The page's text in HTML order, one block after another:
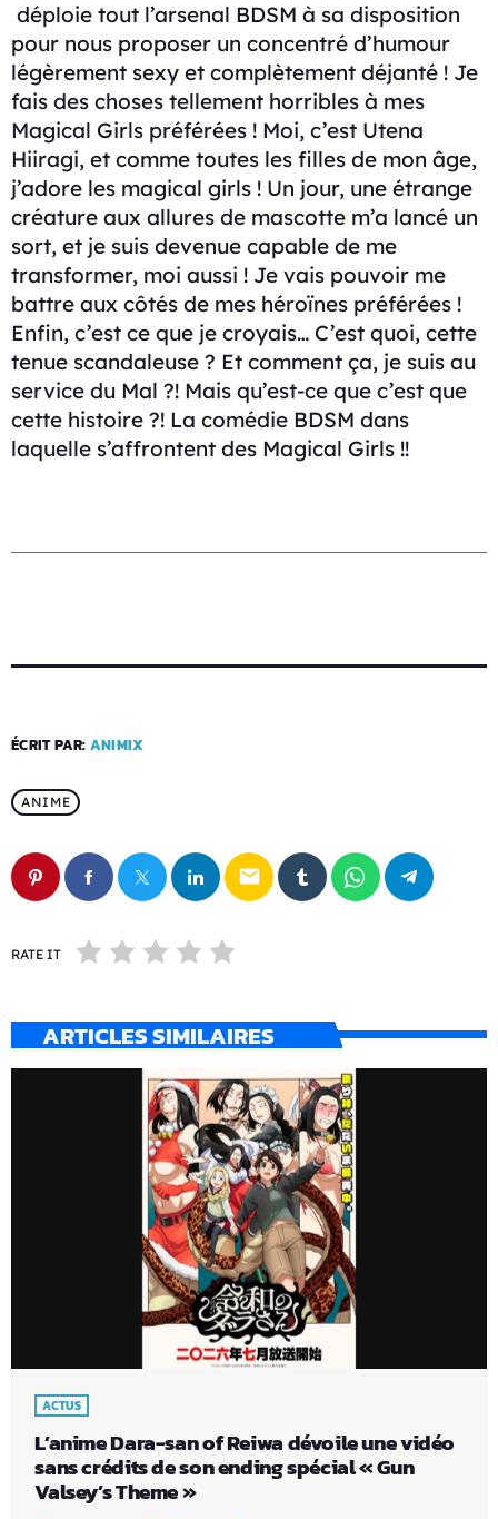
déploie tout l’arsenal BDSM à sa disposition
pour nous proposer un concentré d’humour
légèrement sexy et complètement déjanté ! Je
fais des choses tellement horribles à mes
Magical Girls préférées ! Moi, c’est Utena
Hiiragi, et comme toutes les filles de mon âge,
j’adore les magical girls ! Un jour, une étrange
créature aux allures de mascotte m’a lancé un
sort, et je suis devenue capable de me
transformer, moi aussi ! Je vais pouvoir me
battre aux côtés de mes héroïnes préférées !
Enfin, c’est ce que je croyais… C’est quoi, cette
tenue scandaleuse ? Et comment ça, je suis au
service du Mal ?! Mais qu’est-ce que c’est que
cette histoire ?! La comédie BDSM dans
laquelle s’affrontent des Magical Girls !!
ÉCRIT PAR: ANIMIX
ANIME
email
RATE IT
ARTICLES SIMILAIRES
ACTUS
L’anime Dara-san of Reiwa dévoile une vidéo
sans crédits de son ending spécial « Gun
Valsey’s Theme »